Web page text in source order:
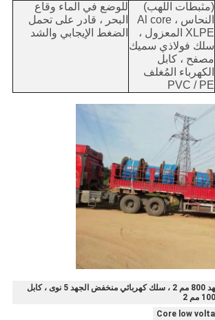
(مثبطات اللهب)
النحاس ، Al core
XLPE المعزول ،
سلك فولاذي سميك
مصفح ، كابل
الكهرباء المُغلف
PVC / PE
للوضع في الماء وقاع
البحر ، قادر على تحمل
الضغط الإيجابي والشد
كبل طاقة منخفض الجهد 800 مم 2 ، سلك كهربائي منخفض الجهد 5 نوى ، كابل